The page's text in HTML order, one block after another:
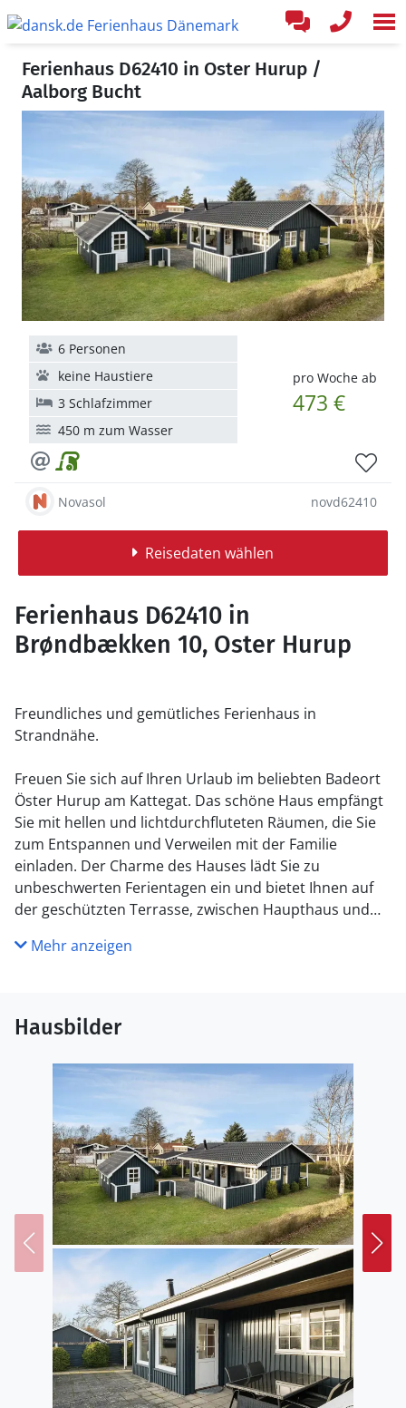
Ferienhaus D62410 in Oster Hurup /
Aalborg Bucht
pro Woche ab
473 €
6 Personen
keine Haustiere
3 Schlafzimmer
450 m zum Wasser
Novasol novd62410
Reisedaten wählen
Ferienhaus D62410 in
Brøndbækken 10, Oster Hurup
Freundliches und gemütliches Ferienhaus in
Strandnähe.
Freuen Sie sich auf Ihren Urlaub im beliebten Badeort
Öster Hurup am Kattegat. Das schöne Haus empfängt
Sie mit hellen und lichtdurchfluteten Räumen, die Sie
zum Entspannen und Verweilen mit der Familie
einladen. Der Charme des Hauses lädt Sie zu
unbeschwerten Ferientagen ein und bietet Ihnen auf
der geschützten Terrasse, zwischen Haupthaus und
Grillabende oder Spielenachmittage im Freien.
wo Sie sonnenbaden und schwimmen oder lange
Spaziergänge unternehmen können, das flache Wasser
bietet auch gute Möglichkeiten für Kajak und Stand Up
Paddling. Erkunden Sie die Küstenlandschaft auf den
Kleepfaden, besuchen Sie den beschaulichen Hafen
und bestaunen Sie im Naturschutzgebiet Lille Vildmose
Königsadler, Wildschweine und Kraniche. Planen Sie
auch einen Tagesausflug nach Aalborg und erleben die
Großstadt in Nordjütland.
Mehr anzeigen
Hausbilder